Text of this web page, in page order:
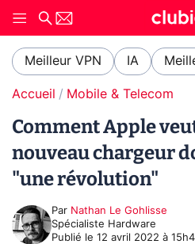
Meilleur VPN IA
Accueil Mobile & Telecom
Comment Apple
nouveau chargeur
"une révolution"
Par Nathan Le Gohlisse
Spécialiste Hardware
Publié le 12 avril 2022 à